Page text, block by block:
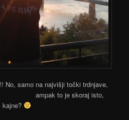
samo na najvišji točki trdnjave,
ampak to je skoraj isto,
kajne?